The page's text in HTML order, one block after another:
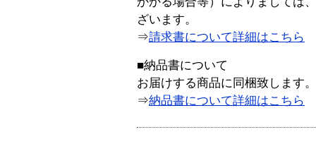
ざいます。
⇒請求書について詳細はこちら
■納品書について
お届けする商品に同梱致します。
⇒納品書について詳細はこちら